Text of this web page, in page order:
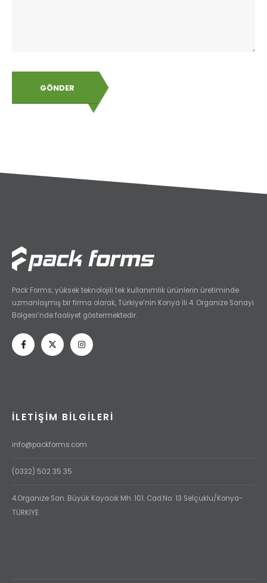
GÖNDER
Pack Forms, yüksek teknolojili tek kullanımlık ürünlerin üretiminde
uzmanlaşmış bir firma olarak, Türkiye’nin Konya İli 4. Organize Sanayi
Bölgesi’nde faaliyet göstermektedir.
İLETIŞIM BILGILERI
info@packforms.com
(0332) 502 35 35
4.Organize San. Büyük Kayacık Mh. 101. Cad.No: 13 Selçuklu/Konya-
TÜRKİYE